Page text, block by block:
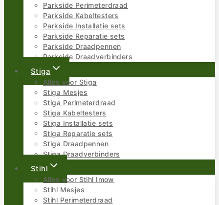
Parkside Perimeterdraad
Parkside Kabeltesters
Parkside Installatie sets
Parkside Reparatie sets
Parkside Draadpennen
Parkside Draadverbinders
Stiga
Alles voor Stiga
Stiga Mesjes
Stiga Perimeterdraad
Stiga Kabeltesters
Stiga Installatie sets
Stiga Reparatie sets
Stiga Draadpennen
Stiga Draadverbinders
Stihl
Alles voor Stihl Imow
Stihl Mesjes
Stihl Perimeterdraad